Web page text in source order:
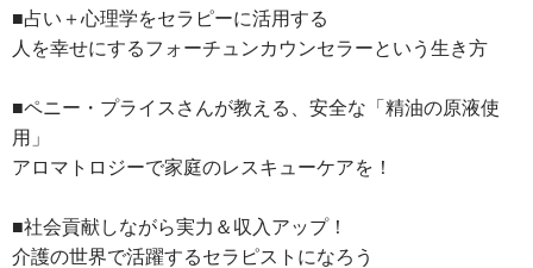
■占い＋心理学をセラピーに活用する
人を幸せにするフォーチュンカウンセラーという生き方
■ペニー・プライスさんが教える、安全な「精油の原液使
用」
アロマトロジーで家庭のレスキューケアを！
■社会貢献しながら実力＆収入アップ！
介護の世界で活躍するセラピストになろう